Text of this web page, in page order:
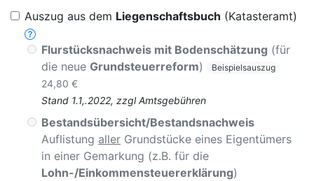
Auszug aus dem Liegenschaftsbuch (Katasteramt)
Flurstücksnachweis mit Bodenschätzung (für
die neue Grundsteuerreform) Beispielsauszug
24,80 €
Stand 1.1,.2022, zzgl Amtsgebühren
Bestandsübersicht/Bestandsnachweis
Auflistung aller Grundstücke eines Eigentümers
in einer Gemarkung (z.B. für die
Lohn-/Einkommensteuererklärung)